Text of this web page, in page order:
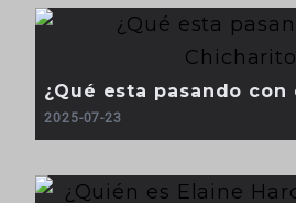
¿Qué esta pasando con
2025-07-23